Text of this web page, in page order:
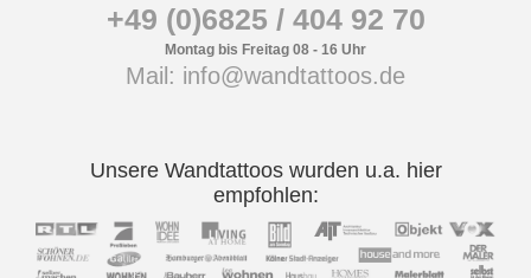
+49 (0)6825 / 404 92 70
Montag bis Freitag 08 - 16 Uhr
Mail: info@wandtattoos.de
Unsere Wandtattoos wurden u.a. hier
empfohlen: